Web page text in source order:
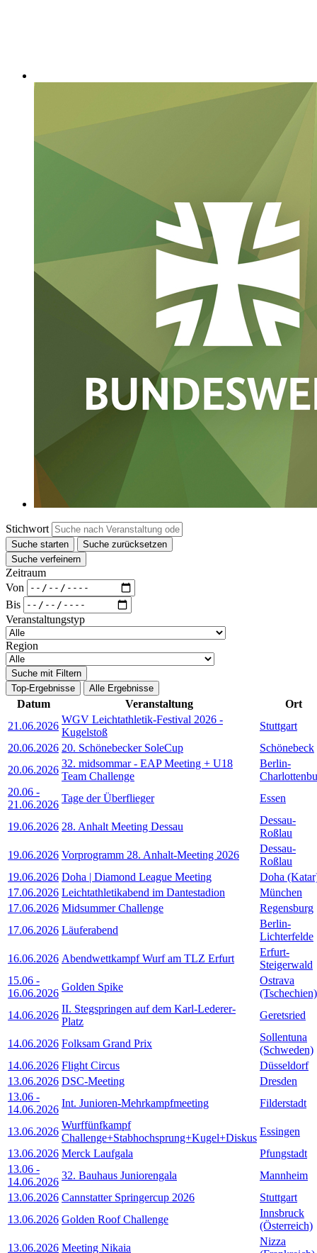
Stichwort
Suche starten
Suche zurücksetzen
Suche verfeinern
Zeitraum
Von
Bis
Veranstaltungstyp
Region
Suche mit Filtern
Top-Ergebnisse
Alle Ergebnisse
Datum Veranstaltung
Ort
21.06.2026
WGV Leichtathletik-Festival 2026 -
Kugelstoß
Stuttgart
20.06.2026 20. Schönebecker SoleCup
Schönebeck
20.06.2026
32. midsommar - EAP Meeting + U18
Team Challenge
Berlin-
20.06 -
21.06.2026
Tage der Überflieger Essen
19.06.2026 28. Anhalt Meeting Dessau
Dessau-
Roßlau
19.06.2026 Vorprogramm 28. Anhalt-Meeting 2026
Dessau-
Roßlau
19.06.2026 Doha | Diamond League Meeting
Doha
17.06.2026 Leichtathletikabend im Dantestadion
München
17.06.2026 Midsummer Challenge
Regensburg
17.06.2026 Läuferabend
Berlin-
Lichterfelde
16.06.2026 Abendwettkampf Wurf am TLZ Erfurt
Erfurt-
Steigerwald
15.06 -
16.06.2026
Golden Spike
Ostrava
(Tschechien)
14.06.2026
II. Stegspringen auf dem Karl-Lederer-
Platz
Geretsried
14.06.2026 Folksam Grand Prix
Sollentuna
(Schweden)
14.06.2026 Flight Circus
Düsseldorf
13.06.2026 DSC-Meeting
Dresden
13.06 -
14.06.2026
Int. Junioren-Mehrkampfmeeting Filderstadt
13.06.2026
Wurffünfkampf
Challenge+Stabhochsprung+Kugel+Diskus
Essingen
13.06.2026 Merck Laufgala
Pfungstadt
13.06 -
14.06.2026
32. Bauhaus Juniorengala
Mannheim
13.06.2026 Cannstatter Springercup 2026
Stuttgart
13.06.2026 Golden Roof Challenge
Innsbruck
(Österreich)
13.06.2026 Meeting Nikaia
Nizza